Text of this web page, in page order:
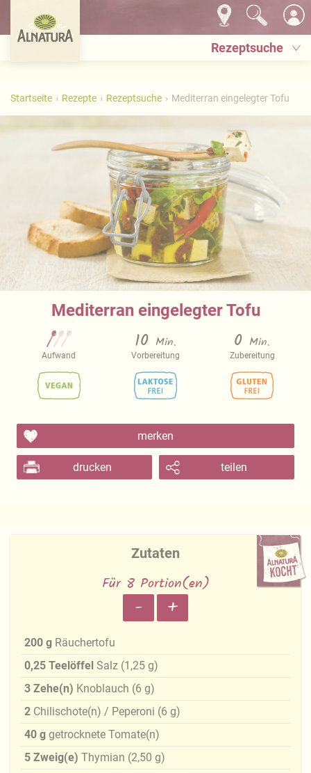
Rezeptsuche
Startseite Rezepte Rezeptsuche Mediterran eingelegter Tofu
Mediterran eingelegter Tofu
Aufwand
10 Min.
Vorbereitung
0 Min.
Zubereitung
merken
drucken teilen
Zutaten
Für 8 Portion(en)
- +
200 g Räuchertofu
0,25 Teelöffel Salz (1,25 g)
3 Zehe(n) Knoblauch (6 g)
2 Chilischote(n) / Peperoni (6 g)
40 g getrocknete Tomate(n)
5 Zweig(e) Thymian (2,50 g)